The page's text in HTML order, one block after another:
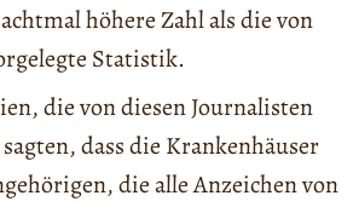
höhere Zahl als die von
Statistik.
die von diesen Journalisten
dass die Krankenhäuser
die alle Anzeichen von